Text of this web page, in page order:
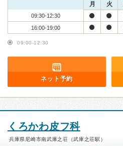
月 火
09:30-12:30
16:00-19:00
09:00-12:30
ネット予約
くろかわ皮フ科
兵庫県尼崎市南武庫之荘（武庫之荘駅）